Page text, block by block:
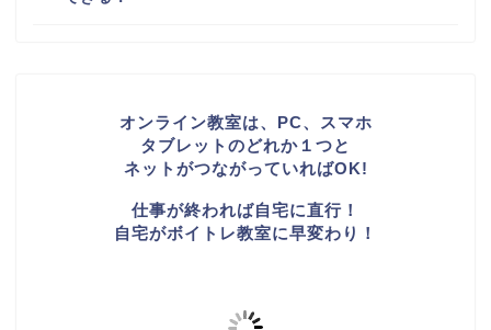
オンライン教室は、PC、スマホ
タブレットのどれか１つと
ネットがつながっていればOK!
仕事が終われば自宅に直行！
自宅がボイトレ教室に早変わり！